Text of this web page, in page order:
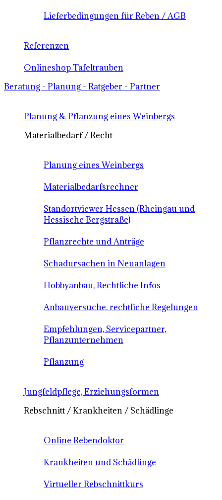
Lieferbedingungen für Reben / AGB
Referenzen
Onlineshop Tafeltrauben
Beratung - Planung - Ratgeber - Partner
Planung & Pflanzung eines Weinbergs
Materialbedarf / Recht
Planung eines Weinbergs
Materialbedarfsrechner
Standortviewer Hessen (Rheingau und
Hessische Bergstraße)
Pflanzrechte und Anträge
Schadursachen in Neuanlagen
Hobbyanbau, Rechtliche Infos
Anbauversuche, rechtliche Regelungen
Empfehlungen, Servicepartner,
Pflanzunternehmen
Pflanzung
Jungfeldpflege, Erziehungsformen
Rebschnitt / Krankheiten / Schädlinge
Online Rebendoktor
Krankheiten und Schädlinge
Virtueller Rebschnittkurs